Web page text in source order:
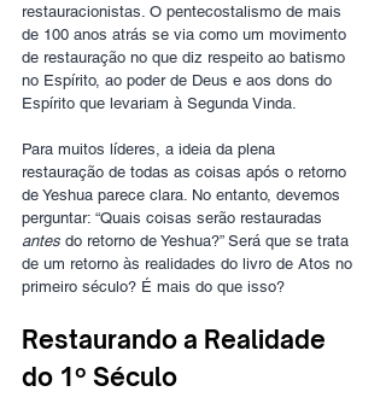
restauracionistas. O pentecostalismo de mais
de 100 anos atrás se via como um movimento
de restauração no que diz respeito ao batismo
no Espírito, ao poder de Deus e aos dons do
Espírito que levariam à Segunda Vinda.
Para muitos líderes, a ideia da plena
restauração de todas as coisas após o retorno
de Yeshua parece clara. No entanto, devemos
perguntar: “Quais coisas serão restauradas
antes do retorno de Yeshua?” Será que se trata
de um retorno às realidades do livro de Atos no
primeiro século? É mais do que isso?
Restaurando a Realidade
do 1º Século